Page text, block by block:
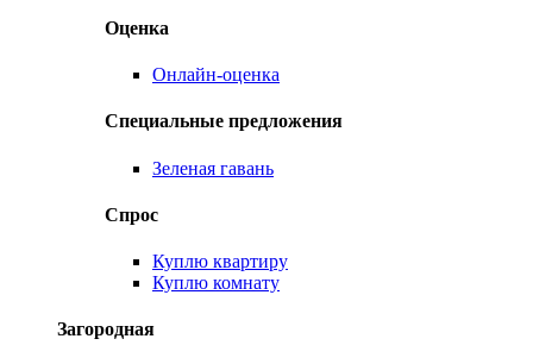
Оценка
Онлайн-оценка
Специальные предложения
Зеленая гавань
Спрос
Куплю квартиру
Куплю комнату
Загородная